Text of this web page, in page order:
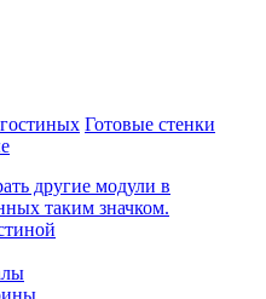
Готовые стенки
другие модули в
таким значком.